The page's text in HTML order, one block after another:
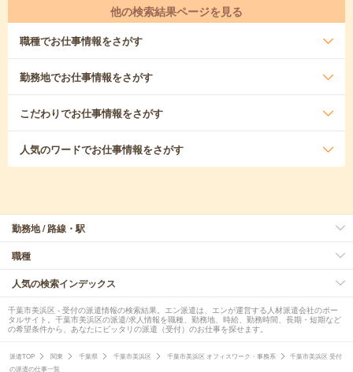
他の検索結果ページを見る
職種でお仕事情報をさがす
勤務地でお仕事情報をさがす
こだわりでお仕事情報をさがす
人気のワードでお仕事情報をさがす
勤務地 / 路線・駅
職種
人気の検索インデックス
千葉市美浜区 - 受付の派遣情報の検索結果。エン派遣は、エンが運営する人材派遣会社のポー
タルサイト。千葉市美浜区の派遣/求人情報を職種、勤務地、時給、勤務時間、長期・短期など
の希望条件から、あなたにピッタリの派遣（受付）のお仕事を探せます。
派遣TOP 関東 千葉県 千葉市美浜区 千葉市美浜区 オフィスワーク・事務系
千葉市美浜区 受付
の派遣の仕事一覧